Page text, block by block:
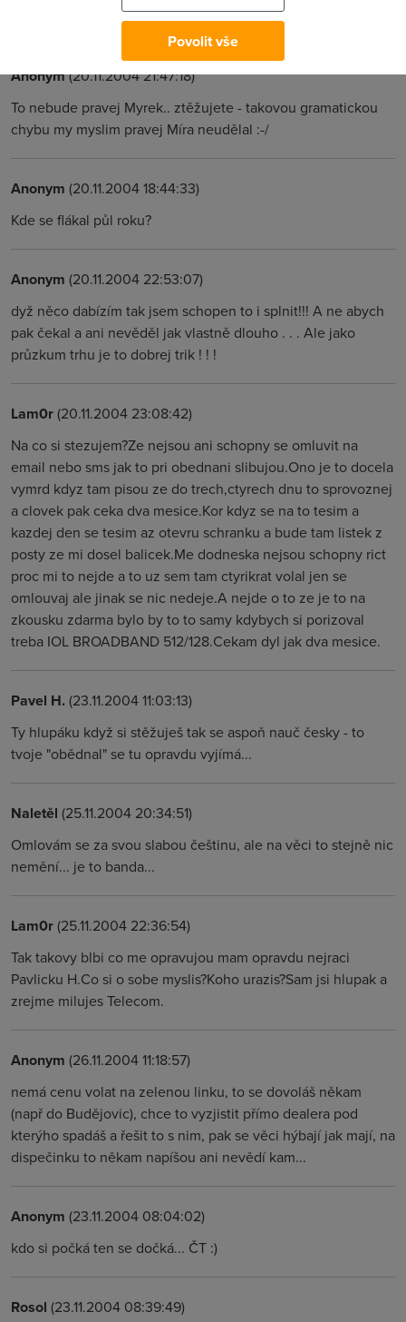
Anonym(20.11.2004 21:47:18)
To nebude pravej Myrek.. ztěžujete - takovou gramatickou
chybu my myslim pravej Míra neudělal :-/
Anonym (20.11.2004 18:44:33)
Kde se flákal půl roku?
Anonym (20.11.2004 22:53:07)
dyž něco dabízím tak jsem schopen to i splnit!!! A ne abych
pak čekal a ani nevěděl jak vlastně dlouho . . . Ale jako
průzkum trhu je to dobrej trik ! ! !
Lam0r(20.11.2004 23:08:42)
Na co si stezujem?Ze nejsou ani schopny se omluvit na
email nebo sms jak to pri obednani slibujou.Ono je to docela
vymrd kdyz tam pisou ze do trech,ctyrech dnu to sprovoznej
a clovek pak ceka dva mesice.Kor kdyz se na to tesim a
kazdej den se tesim az otevru schranku a bude tam listek z
posty ze mi dosel balicek.Me dodneska nejsou schopny rict
proc mi to nejde a to uz sem tam ctyrikrat volal jen se
omlouvaj ale jinak se nic nedeje.A nejde o to ze je to na
zkousku zdarma bylo by to to samy kdybych si porizoval
treba IOL BROADBAND 512/128.Cekam dyl jak dva mesice.
Pavel H. (23.11.2004 11:03:13)
Ty hlupáku když si stěžuješ tak se aspoň nauč česky - to
tvoje "obědnal" se tu opravdu vyjímá...
Naletěl (25.11.2004 20:34:51)
Omlovám se za svou slabou češtinu, ale na věci to stejně nic
nemění... je to banda...
Lam0r(25.11.2004 22:36:54)
Tak takovy blbi co me opravujou mam opravdu nejraci
Pavlicku H.Co si o sobe myslis?Koho urazis?Sam jsi hlupak a
zrejme milujes Telecom.
Anonym (26.11.2004 11:18:57)
nemá cenu volat na zelenou linku, to se dovoláš někam
(např do Budějovic), chce to vyzjistit přímo dealera pod
kterýho spadáš a řešit to s nim, pak se věci hýbají jak mají, na
dispečinku to někam napíšou ani nevědí kam...
Anonym (23.11.2004 08:04:02)
kdo si počká ten se dočká... ČT :)
Rosol (23.11.2004 08:39:49)
Povolit vše